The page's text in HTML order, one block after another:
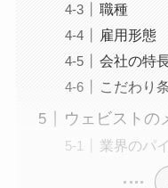
職種
雇用形態
会社の特
こだわり
ウェビストの
業界のパ